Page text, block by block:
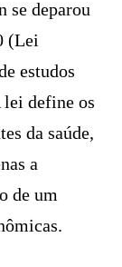
se deparou
(Lei
estudos
lei define os
da saúde,
a
de um